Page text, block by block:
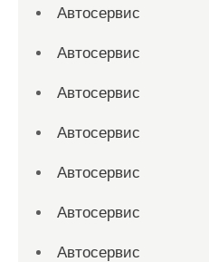
Автосервис
Автосервис
Автосервис
Автосервис
Автосервис
Автосервис
Автосервис